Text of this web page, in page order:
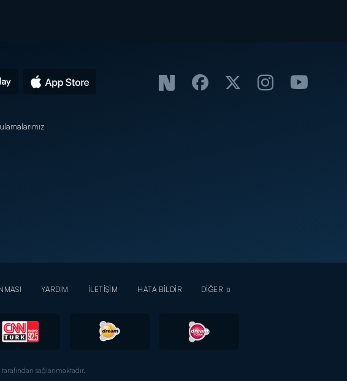
YARDIM İLETİŞİM HATA BİLDİR DİĞER
sağlanmaktadır.